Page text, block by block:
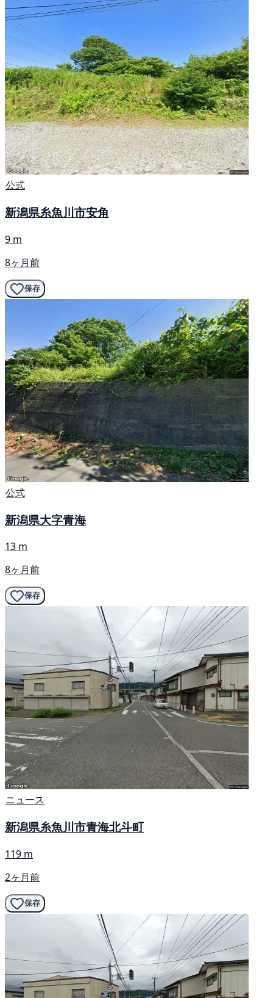
公式
新潟県糸魚川市安角
9 m
8ヶ月前
保存
公式
新潟県大字青海
13 m
8ヶ月前
保存
ニュース
新潟県糸魚川市青海北斗町
119 m
2ヶ月前
保存